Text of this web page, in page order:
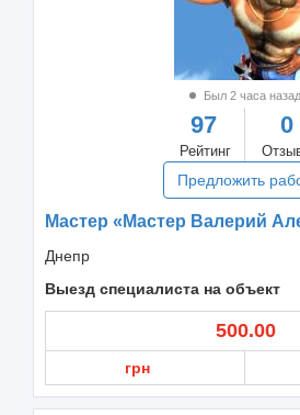
Был 2 часа назад
97
Рейтинг
0
Предложить
Мастер «Мастер Валерий
Днепр
Выезд специалиста на объект
500.00
грн